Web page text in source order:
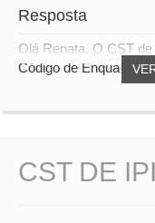
Resposta
Olá Renata, O CST
Código de
CST DE IPI